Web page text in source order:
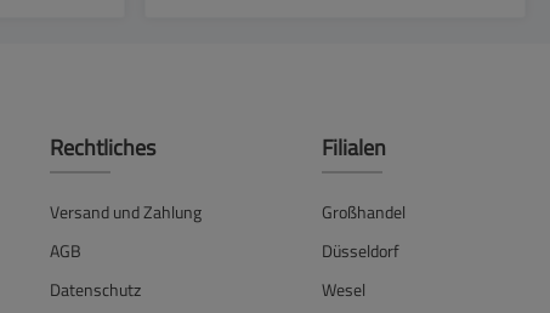
Rechtliches
Versand und Zahlung
AGB
Datenschutz
Filialen
Großhandel
Düsseldorf
Wesel